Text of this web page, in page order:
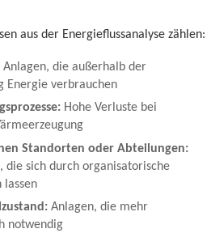
aus der Energieflussanalyse zählen:
Anlagen, die außerhalb der
Energie verbrauchen
Hohe Verluste bei
Standorten oder Abteilungen:
die sich durch organisatorische
lassen
Anlagen, die mehr
notwendig